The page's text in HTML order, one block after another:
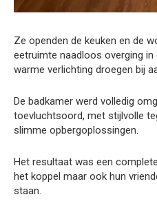
Ze openden de keuken en de
eetruimte naadloos overging in
warme verlichting droegen bij
De badkamer werd volledig
toevluchtsoord, met stijlvolle
slimme opbergoplossingen.
Het resultaat was een
het koppel maar ook hun
staan.